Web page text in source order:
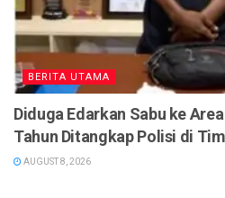
BERITA UTAMA
Diduga Edarkan Sabu ke
Tahun Ditangkap Polisi di
AUGUST 8, 2026